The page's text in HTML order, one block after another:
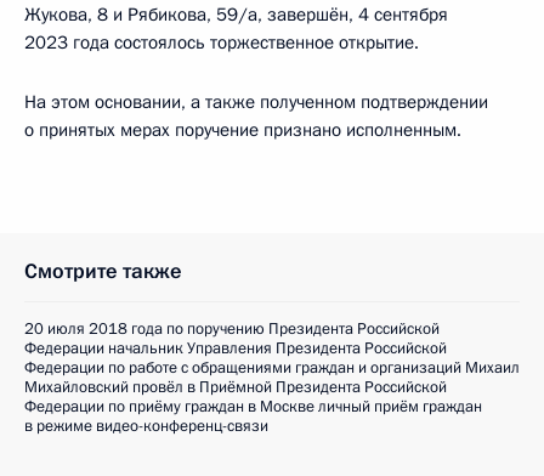
Жукова, 8 и Рябикова, 59/а, завершён, 4 сентября
2023 года состоялось торжественное открытие.
На этом основании, а также полученном подтверждении
о принятых мерах поручение признано исполненным.
Смотрите также
20 июля 2018 года по поручению Президента Российской
Федерации начальник Управления Президента Российской
Федерации по работе с обращениями граждан и организаций Михаил
Михайловский провёл в Приёмной Президента Российской
Федерации по приёму граждан в Москве личный приём граждан
в режиме видео-конференц-связи